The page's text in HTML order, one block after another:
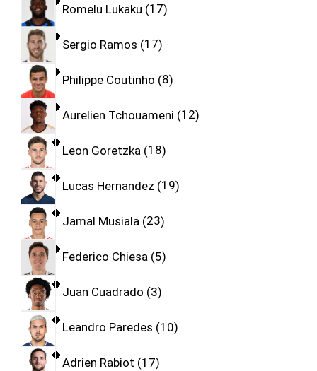
Romelu Lukaku 17
Sergio Ramos 17
Philippe Coutinho 8
Aurelien Tchouameni 12
Leon Goretzka 18
Lucas Hernandez 19
Jamal Musiala 23
Federico Chiesa 5
Juan Cuadrado 3
Leandro Paredes 10
Adrien Rabiot 17